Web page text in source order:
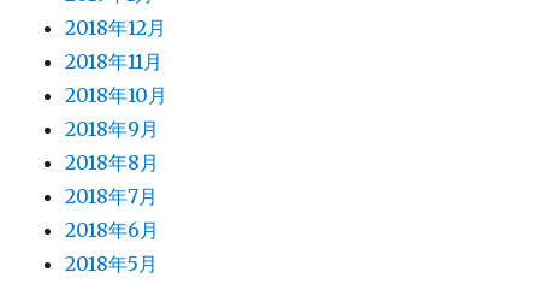
2018年12月
2018年11月
2018年10月
2018年9月
2018年8月
2018年7月
2018年6月
2018年5月